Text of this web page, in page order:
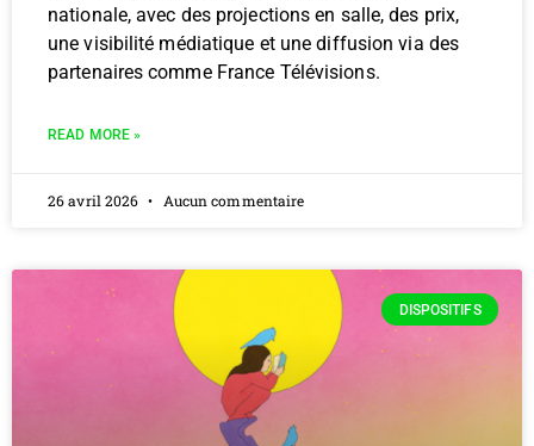
nationale, avec des projections en salle, des prix,
une visibilité médiatique et une diffusion via des
partenaires comme France Télévisions.
READ MORE »
26 avril 2026 Aucun commentaire
DISPOSITIFS